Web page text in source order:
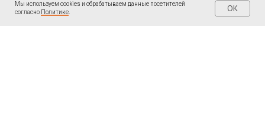
Мы используем cookies и обрабатываем данные посетителей
согласно Политике. OK